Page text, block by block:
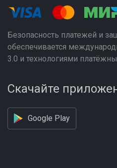
Безопасность платежей и
обеспечивается
3.0 и технологиями
Скачайте
Google Play